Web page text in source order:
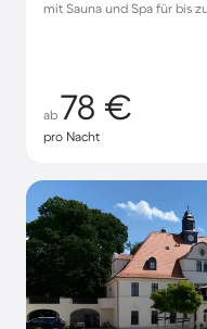
mit Sauna und Spa für bis
ab 78 €
pro Nacht